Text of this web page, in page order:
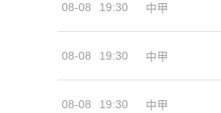
08-08 19:30 中甲
08-08 19:30 中甲
08-08 19:30 中甲